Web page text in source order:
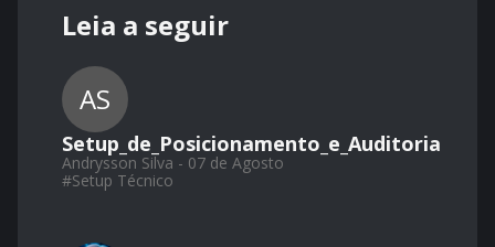
Leia a seguir
AS
Setup_de_Posicionamento_e_Auditoria
Andrysson Silva - 07 de Agosto
#Setup Técnico